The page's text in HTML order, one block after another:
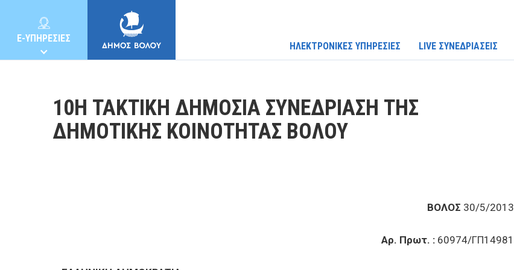
E-ΥΠΗΡΕΣΙΕΣ
ΗΛΕΚΤΡΟΝΙΚΕΣ ΥΠΗΡΕΣΙΕΣ LIVE ΣΥΝΕΔΡΙΑΣΕΙΣ
10Η ΤΑΚΤΙΚΗ ΔΗΜΟΣΙΑ ΣΥΝΕΔΡΙΑΣΗ ΤΗΣ
ΔΗΜΟΤΙΚΗΣ ΚΟΙΝΟΤΗΤΑΣ ΒΟΛΟΥ
ΒΟΛΟΣ 30/5/2013
Αρ. Πρωτ. : 60974/ΓΠ14981